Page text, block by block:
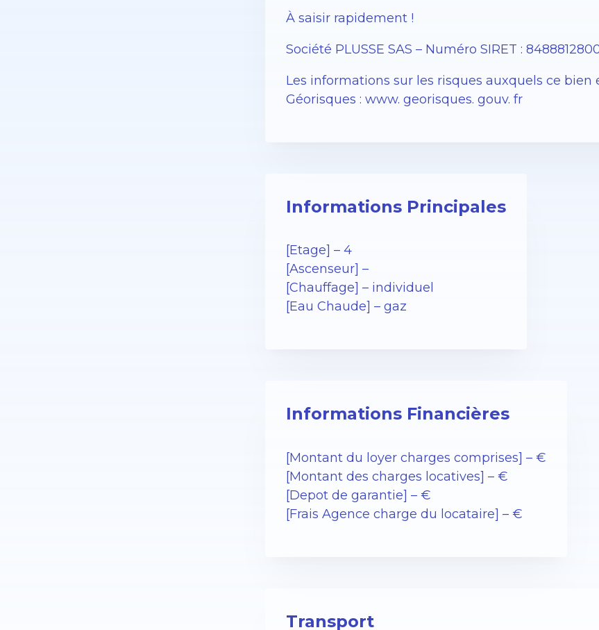
À saisir rapidement !
Société PLUSSE SAS – ​​Numéro SIRET :
Les informations sur les risques auxquels ce
Géorisques : www. georisques. gouv. fr
Informations Principales
[Etage] – 4
[Ascenseur] –
[Chauffage] – individuel
[Eau Chaude] – gaz
Informations Financières
[Montant du loyer charges comprises] – €
[Montant des charges locatives] – €
[Depot de garantie] – €
[Frais Agence charge du locataire] – €
Transport